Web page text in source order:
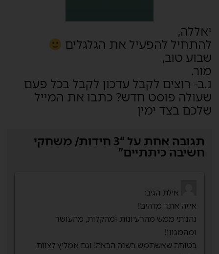
יאללה,
להתחיל להפעיל את הגלגלים
שבוע טוב,
מור.
נ.ב- רוצים לקבל עדכון לקבל בכל פעם
שעולה פוסט חדש? כתבו את המייל
שלכם בצד ימין
תגובה אחת על “3 חידות/ משחקי
חשיבה כיתתיים”
אילת הגיב:
איזה אתר מדהים!
נהניתי ממש מהרעיונות ומהקלות, מהעושר
ומהמגוון!
בטוחה שאשתמש בשנה הבאה! וגם אמליץ לצוות